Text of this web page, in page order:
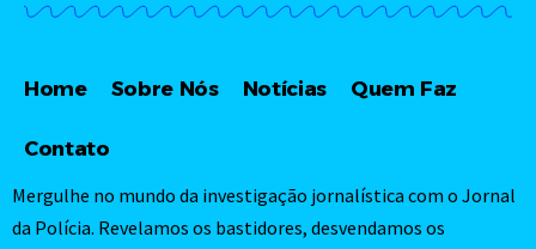
Home Sobre Nós Notícias Quem Faz
Contato
Mergulhe no mundo da investigação jornalística com o Jornal
da Polícia. Revelamos os bastidores, desvendamos os